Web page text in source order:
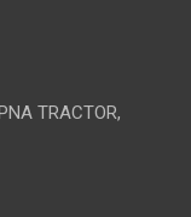
TRACTOR,